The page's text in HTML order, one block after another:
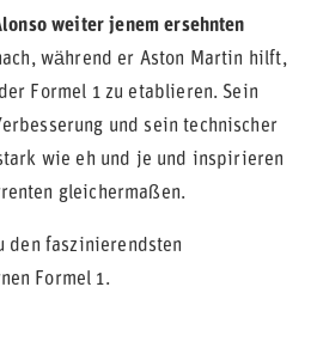
weiter jenem ersehnten
während er Aston Martin hilft,
Formel 1 zu etablieren. Sein
und sein technischer
wie eh und je und inspirieren
gleichermaßen.
den faszinierendsten
Formel 1.